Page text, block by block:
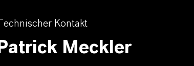
Technischer Kontakt
Patrick Meckler